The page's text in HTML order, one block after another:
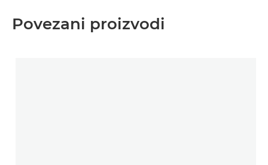
Povezani proizvodi